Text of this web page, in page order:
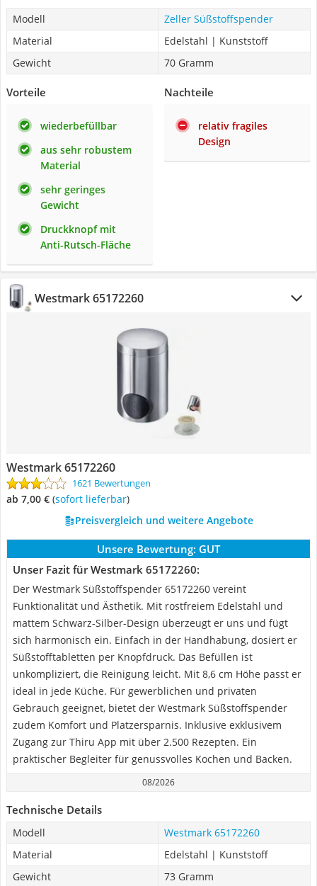
Modell
Zeller Süßstoffspender
Material
Edelstahl | Kunststoff
Gewicht
70 Gramm
Vorteile
wiederbefüllbar
aus sehr robustem
Material
sehr geringes
Gewicht
Druckknopf mit
Anti-Rutsch-Fläche
Nachteile
relativ fragiles
Design
Westmark 65172260
Westmark 65172260
1621 Bewertungen
ab 7,00 € ( Sofort lieferbar)
Preisvergleich und weitere Angebote
Unsere Bewertung: GUT
Unser Fazit für Westmark 65172260:
Der Westmark Süßstoffspender 65172260 vereint
Funktionalität und Ästhetik. Mit rostfreiem Edelstahl und
mattem Schwarz-Silber-Design überzeugt er uns und fügt
sich harmonisch ein. Einfach in der Handhabung, dosiert er
Süßstofftabletten per Knopfdruck. Das Befüllen ist
unkompliziert, die Reinigung leicht. Mit 8,6 cm Höhe passt er
ideal in jede Küche. Für gewerblichen und privaten
Gebrauch geeignet, bietet der Westmark Süßstoffspender
zudem Komfort und Platzersparnis. Inklusive exklusivem
Zugang zur Thiru App mit über 2.500 Rezepten. Ein
praktischer Begleiter für genussvolles Kochen und Backen.
08/2026
Technische Details
Modell
Westmark 65172260
Material
Edelstahl | Kunststoff
Gewicht
73 Gramm